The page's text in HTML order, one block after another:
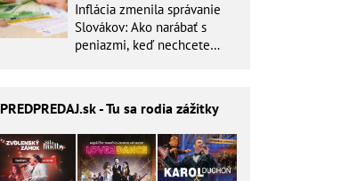
Inflácia zmenila správanie
Slovákov: Ako narábať s
peniazmi, keď nechcete
PREDPREDAJ.sk - Tu sa rodia zážitky